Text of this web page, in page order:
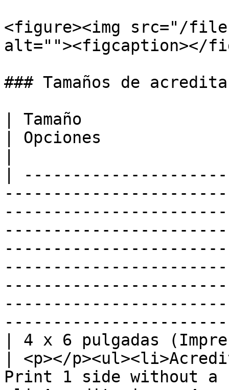
<figure><img src="/files/
alt=""><figcaption></
### Tamaños de
| Tamaño
| Opciones
|
| 4 x 6 pulgadas
| <p></
Print 1 side without a